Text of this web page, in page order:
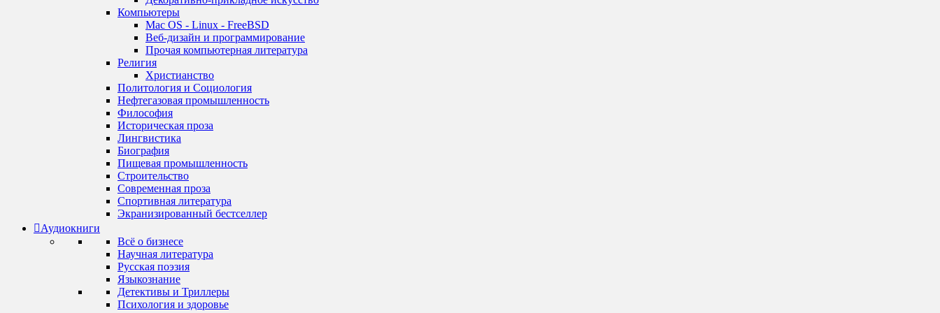
Компьютеры
Mac OS - Linux - FreeBSD
Веб-дизайн и программирование
Прочая компьютерная литература
Религия
Христианство
Политология и Социология
Нефтегазовая промышленность
Философия
Историческая проза
Лингвистика
Биография
Пищевая промышленность
Строительство
Современная проза
Спортивная литература
Экранизированный бестселлер
Аудиокниги
Всё о бизнесе
Научная литература
Русская поэзия
Языкознание
Детективы и Триллеры
Психология и здоровье